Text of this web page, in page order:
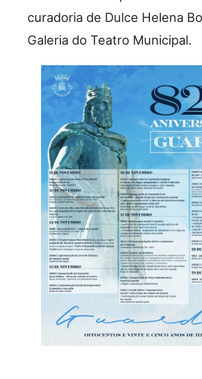
curadoria de Dulce Helena
Galeria do Teatro Municipal.